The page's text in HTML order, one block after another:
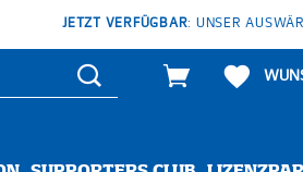
JETZT VERFÜGBAR: UNSER